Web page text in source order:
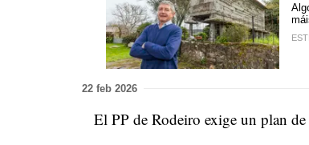
22 feb 2026
El PP de Rodeiro exige un plan